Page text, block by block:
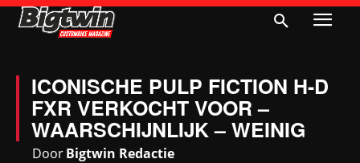
ICONISCHE PULP FICTION H-D
FXR VERKOCHT VOOR –
WAARSCHIJNLIJK – WEINIG
DoorBigtwin Redactie